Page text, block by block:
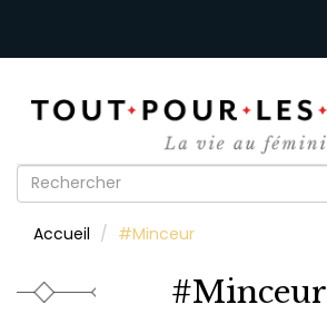
Formulaire
recherche
Accueil #Minceur
#Minceur